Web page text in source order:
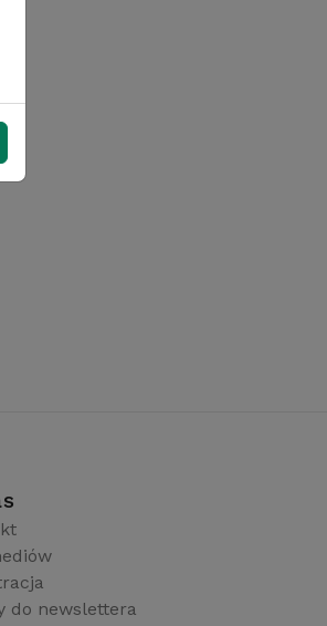
do newslettera